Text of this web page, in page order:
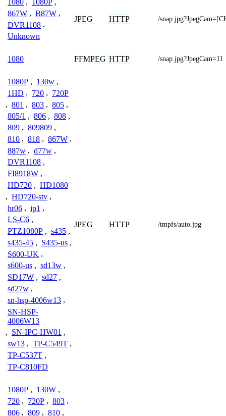
1080 , 1080P ,
867W , B87W ,
DVR1108 ,
Unknown
JPEG HTTP /
1080 FFMPEG HTTP /snap.jpg?JpegCam=11
1080P , 130w ,
1HD , 720 , 720P
, 801 , 803 , 805 ,
805/1 , 806 , 808 ,
809 , 809809 ,
810 , 818 , 867W ,
887w , d77w ,
DVR1108 ,
FI8918W ,
HD720 , HD1080
, HD720-stv ,
hr06 , ip1 ,
LS-C6 ,
PTZ1080P , s435 ,
s435-45 , S435-us ,
S600-UK ,
s600-us , sd13w ,
SD17W , sd27 ,
sd27w ,
sn-hsp-4006w13 ,
SN-HSP-
4006W13
, SN-IPC-HW01 ,
sw13 , TP-C549T ,
TP-C537T ,
TP-C810FD
JPEG HTTP /tmpfs/auto.jpg
1080P , 130W ,
720 , 720P , 803 ,
806 , 809 , 810 ,